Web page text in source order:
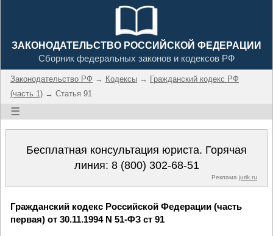
ЗАКОНОДАТЕЛЬСТВО РОССИЙСКОЙ ФЕДЕРАЦИИ
Сборник федеральных законов и кодексов РФ
Законодательство РФ → Кодексы → Гражданский кодекс РФ
(часть 1) → Статья 91
☰
Бесплатная консультация юриста. Горячая
линия: 8 (800) 302-68-51
Реклама jurik.ru
Гражданский кодекс Российской Федерации (часть
первая) от 30.11.1994 N 51-ФЗ ст 91